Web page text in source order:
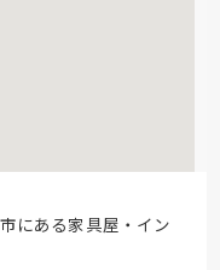
にある家具屋・イン